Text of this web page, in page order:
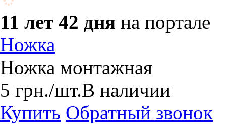
11 лет 42 дня на портале
Ножка
Ножка монтажная
5 грн./шт.В наличии
Купить Обратный звонок